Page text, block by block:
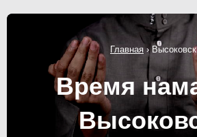
Главная› Высоковск
Время